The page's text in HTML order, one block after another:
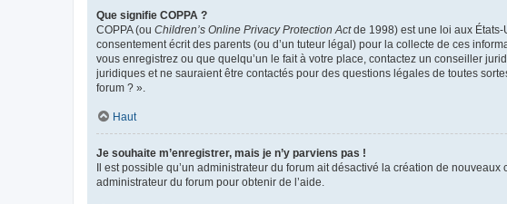
Que signifie COPPA ?
COPPA (ou Children’s Online Privacy Protection Actde 1998) est une loi aux
consentement écrit des parents (ou d’un tuteur légal) pour la collecte de ces
vous enregistrez ou que quelqu’un le fait à votre place, contactez un conseiller
juridiques et ne sauraient être contactés pour des questions légales de toutes
forum ? ».
Haut
Je souhaite m’enregistrer, mais je n’y parviens pas !
Il est possible qu’un administrateur du forum ait désactivé la création de
administrateur du forum pour obtenir de l’aide.